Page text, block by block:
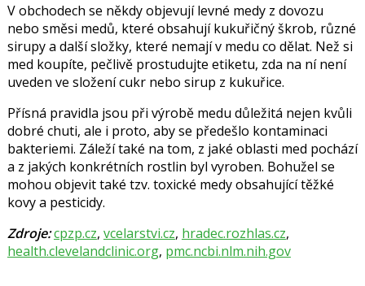
V obchodech se někdy objevují levné medy z dovozu
nebo směsi medů, které obsahují kukuřičný škrob, různé
sirupy a další složky, které nemají v medu co dělat. Než si
med koupíte, pečlivě prostudujte etiketu, zda na ní není
uveden ve složení cukr nebo sirup z kukuřice.
Přísná pravidla jsou při výrobě medu důležitá nejen kvůli
dobré chuti, ale i proto, aby se předešlo kontaminaci
bakteriemi. Záleží také na tom, z jaké oblasti med pochází
a z jakých konkrétních rostlin byl vyroben. Bohužel se
mohou objevit také tzv. toxické medy obsahující těžké
kovy a pesticidy.
Zdroje:cpzp.cz, vcelarstvi.cz, hradec.rozhlas.cz,
health.clevelandclinic.org, pmc.ncbi.nlm.nih.gov